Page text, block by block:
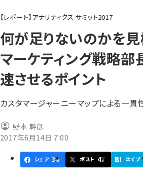
ン
く
ず
【レポート】アナリティクス サミット2017
何が足りないのかを見
マーケティング戦略
速させるポイント
カスタマージャーニーマップによる一貫
野本 幹彦
2017年6月14日 7:00
シェア 36 ポスト 47 はてブ